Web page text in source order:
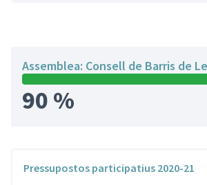
−
Assemblea: Consell de Barris de
90 %
Pressupostos participatius 2020-21